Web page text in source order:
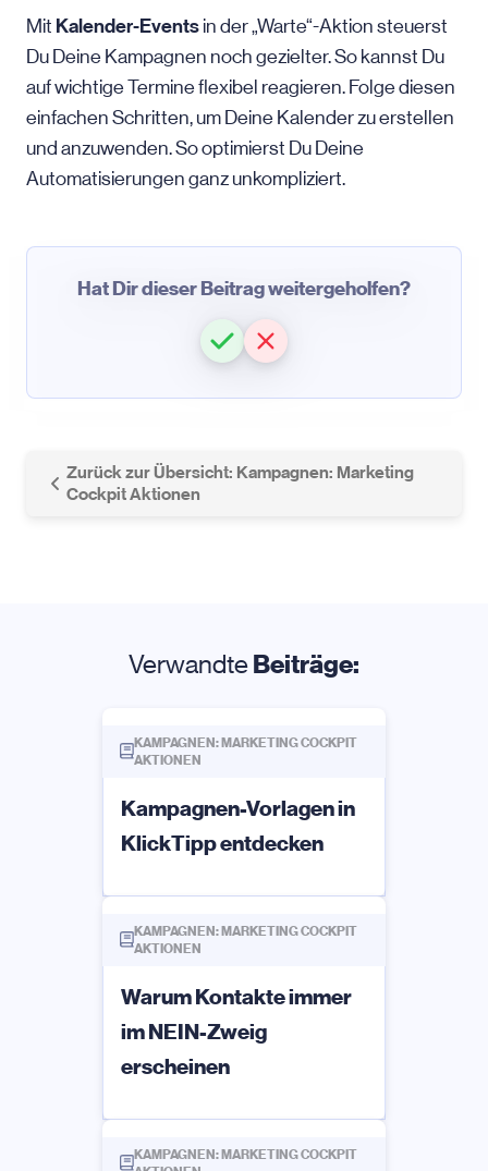
Mit Kalender-Events in der „Warte“-Aktion steuerst
Du Deine Kampagnen noch gezielter. So kannst Du
auf wichtige Termine flexibel reagieren. Folge diesen
einfachen Schritten, um Deine Kalender zu erstellen
und anzuwenden. So optimierst Du Deine
Automatisierungen ganz unkompliziert.
Hat Dir dieser Beitrag weitergeholfen?
Zurück zur Übersicht: Kampagnen: Marketing
Cockpit Aktionen
VerwandteBeiträge:
KAMPAGNEN: MARKETING COCKPIT
AKTIONEN
Kampagnen-Vorlagen in
KlickTipp entdecken
KAMPAGNEN: MARKETING COCKPIT
AKTIONEN
Warum Kontakte immer
im NEIN-Zweig
erscheinen
KAMPAGNEN: MARKETING COCKPIT